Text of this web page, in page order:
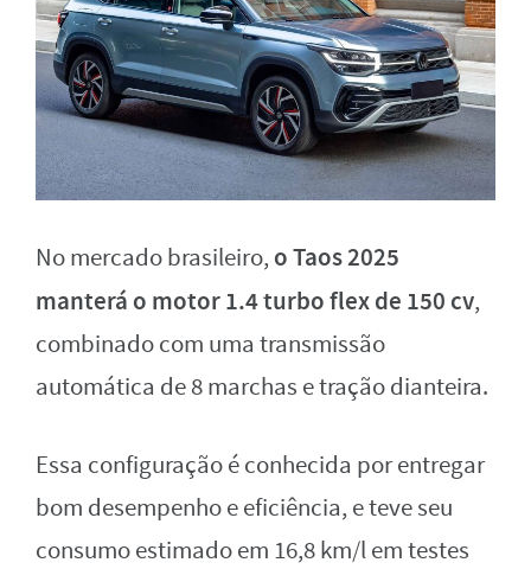
No mercado brasileiro, o Taos 2025
manterá o motor 1.4 turbo flex de 150 cv,
combinado com uma transmissão
automática de 8 marchas e tração dianteira.
Essa configuração é conhecida por entregar
bom desempenho e eficiência, e teve seu
consumo estimado em 16,8 km/l em testes